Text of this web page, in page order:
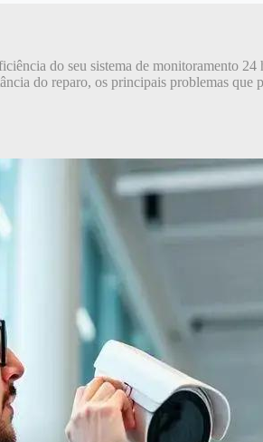
do seu sistema de monitoramento
do reparo, os principais problemas